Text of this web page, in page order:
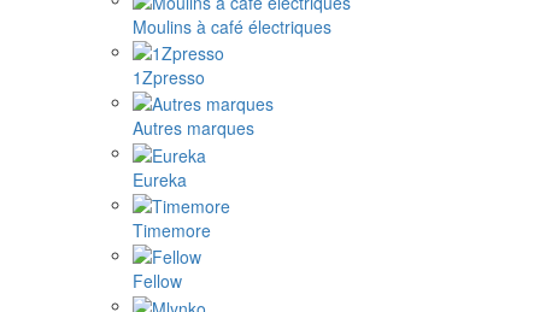
Moulins à café électriques
1Zpresso
Autres marques
Eureka
Timemore
Fellow